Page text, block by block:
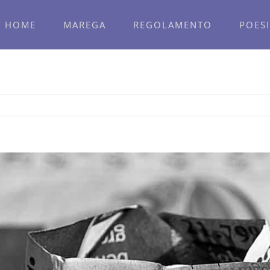
HOME MAREGA REGOLAMENTO